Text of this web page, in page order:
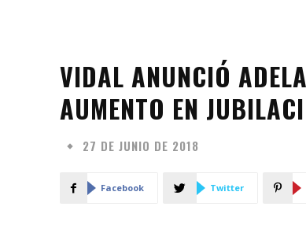
VIDAL ANUNCIÓ
AUMENTO EN
27 DE JUNIO DE 2018
Facebook Twitter